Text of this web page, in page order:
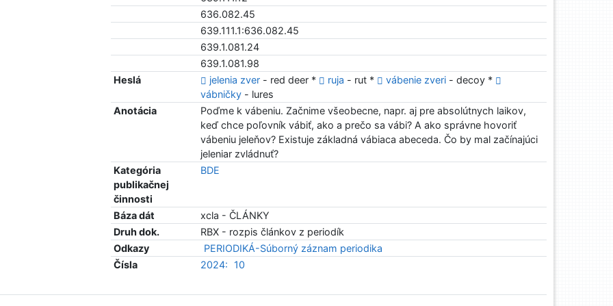
636.082.45
639.111.1:636.082.45
639.1.081.24
639.1.081.98
Heslá
jelenia zver - red deer * ruja - rut * vábenie zveri - decoy *
vábničky - lures
Anotácia
Poďme k vábeniu. Začnime všeobecne, napr. aj pre absolútnych laikov,
keď chce poľovník vábiť, ako a prečo sa vábi? A ako správne hovoriť
vábeniu jeleňov? Existuje základná vábiaca abeceda. Čo by mal začínajúci
jeleniar zvládnuť?
Kategória
publikačnej
činnosti
BDE
Báza dát
xcla - ČLÁNKY
Druh dok.
RBX - rozpis článkov z periodík
Odkazy
PERIODIKÁ-Súborný záznam periodika
Čísla
2024: 10